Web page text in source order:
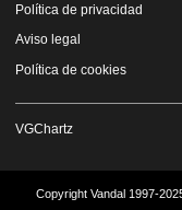
Política de privacidad
Aviso legal
Política de cookies
VGChartz
Copyright Vandal 1997-